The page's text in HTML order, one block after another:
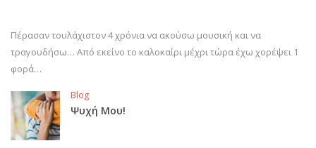
Πέρασαν τουλάχιστον 4 χρόνια να ακούσω μουσική και να
τραγουδήσω… Από εκείνο το καλοκαίρι μέχρι τώρα έχω χορέψει 1
φορά…
Blog
Ψυχή Μου!